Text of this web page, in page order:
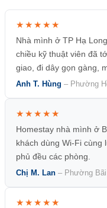
★★★★★
Nhà mình ở TP Hạ
chiều kỹ thuật viên đã
giao, đi dây gọn gàng,
Anh T. Hùng – Phường
★★★★★
Homestay nhà mình ở
khách dùng Wi-Fi cùng
phủ đều các phòng.
Chị M. Lan – Phường
★★★★★